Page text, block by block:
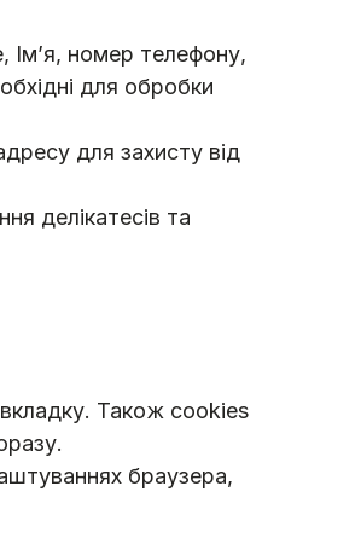
Ім’я, номер телефону,
для обробки
для захисту від
делікатесів та
Також cookies
браузера,